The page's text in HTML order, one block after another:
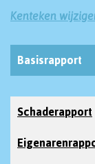
Kenteken
Basisrapport
Schaderapport